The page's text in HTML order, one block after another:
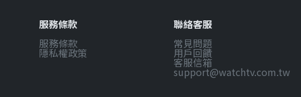
服務條款
服務條款
隱私權政策
聯絡客服
常見問題
用戶回饋
客服信箱
support@watchtv.com.tw